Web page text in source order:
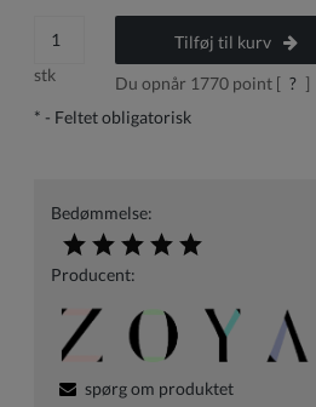
stk
Tilføj til kurv
Du opnår 1770point [ ? ]
* - Feltet obligatorisk
Bedømmelse:
Producent:
spørg om produktet